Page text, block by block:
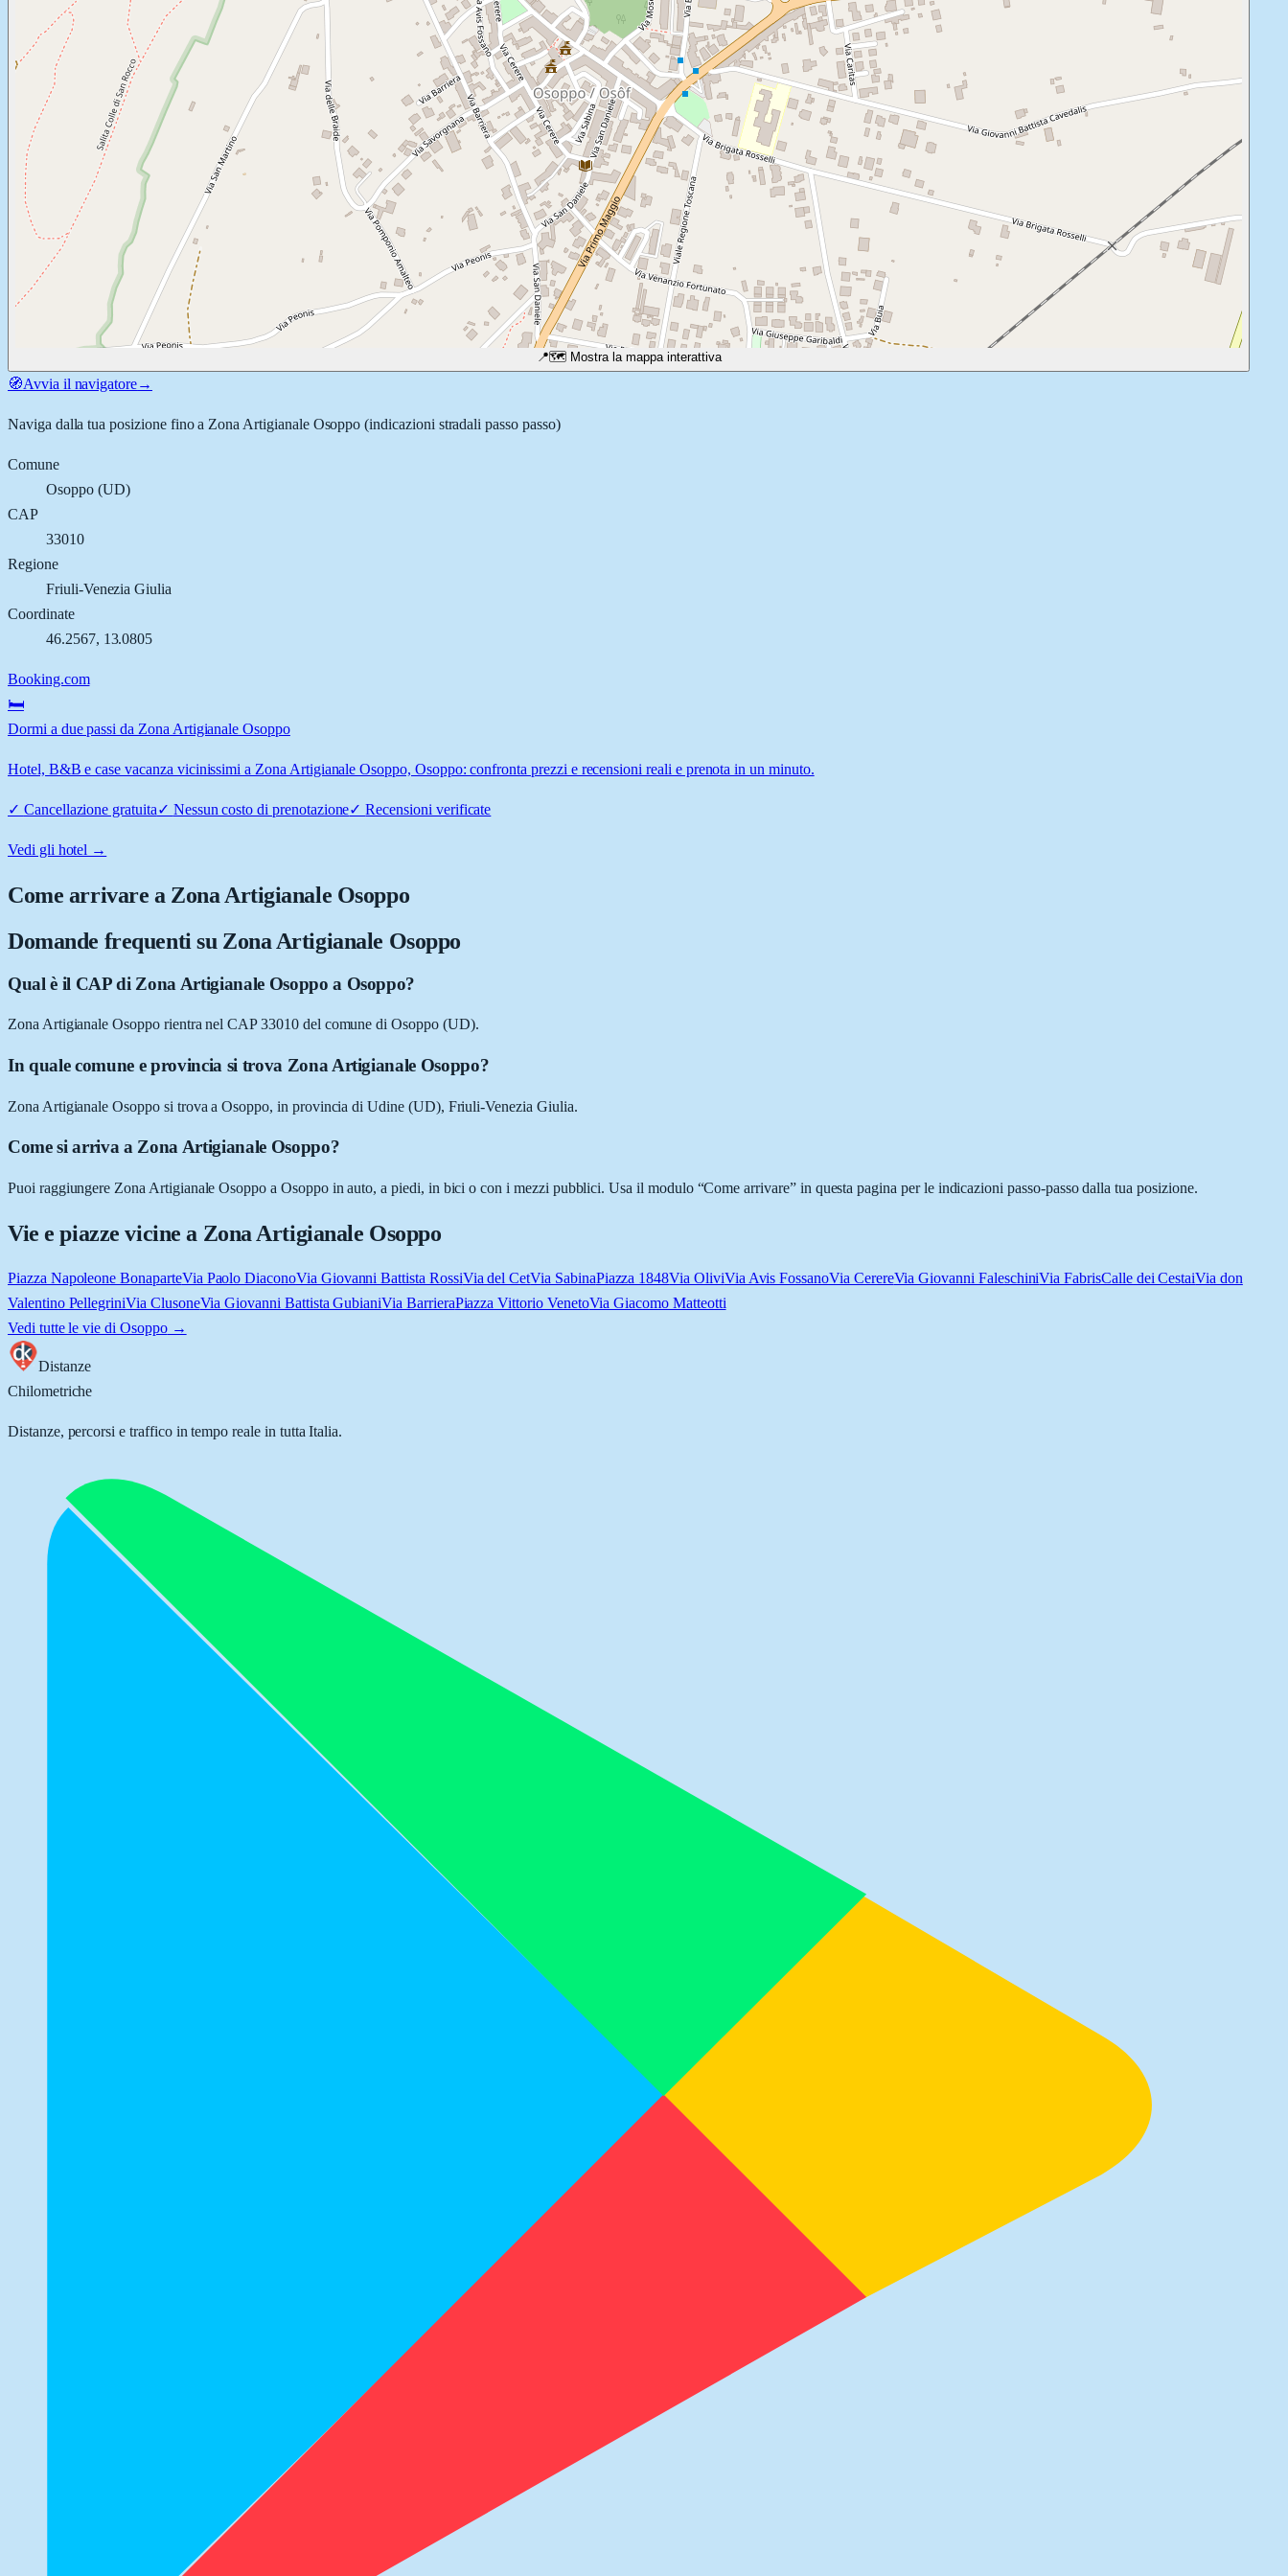
📍🗺️ Mostra la mappa interattiva
🧭Avvia il navigatore→
Naviga dalla tua posizione fino a Zona Artigianale Osoppo (indicazioni stradali passo passo)
Comune
Osoppo(UD)
CAP
33010
Regione
Friuli-Venezia Giulia
Coordinate
46.2567, 13.0805
Booking.com
🛏️
Dormi a due passi da Zona Artigianale Osoppo
Hotel, B&B e case vacanza vicinissimi a Zona Artigianale Osoppo, Osoppo: confronta prezzi e recensioni reali e prenota in un minuto.
✓ Cancellazione gratuita✓ Nessun costo di prenotazione✓Recensioni verificate
Vedi gli hotel →
Come arrivare a Zona Artigianale Osoppo
Domande frequenti su Zona Artigianale Osoppo
Qual è il CAP di Zona Artigianale Osoppo a Osoppo?
Zona Artigianale Osoppo rientra nel CAP 33010 del comune di Osoppo (UD).
In quale comune e provincia si trova Zona Artigianale Osoppo?
Zona Artigianale Osoppo si trova a Osoppo, in provincia di Udine (UD), Friuli-Venezia Giulia.
Come si arriva a Zona Artigianale Osoppo?
Puoi raggiungere Zona Artigianale Osoppo a Osoppo in auto, a piedi, in bici o con i mezzi pubblici. Usa il modulo “Come arrivare” in questa pagina per le indicazioni passo-passo dalla tua posizione.
Vie e piazze vicine a Zona Artigianale Osoppo
Piazza Napoleone BonaparteVia Paolo DiaconoVia Giovanni Battista RossiVia del CetVia SabinaPiazza 1848Via OliviVia Avis FossanoVia CerereVia Giovanni FaleschiniVia FabrisCalle dei CestaiVia don
Valentino PellegriniVia ClusoneVia Giovanni Battista GubianiVia BarrieraPiazza Vittorio VenetoVia Giacomo Matteotti
Vedi tutte le vie di Osoppo→
Distanze
Chilometriche
Distanze, percorsi e traffico in tempo reale in tutta Italia.